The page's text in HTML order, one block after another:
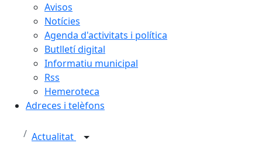
Avisos
Notícies
Agenda d'activitats i política
Butlletí digital
Informatiu municipal
Rss
Hemeroteca
Adreces i telèfons
Actualitat